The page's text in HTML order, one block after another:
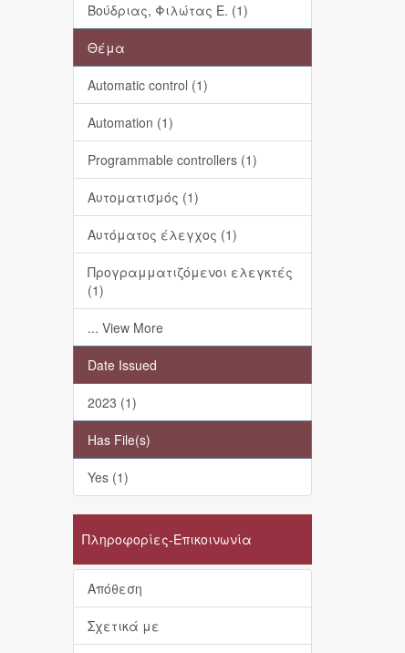
Βούδριας, Φιλώτας Ε. (1)
Θέμα
Automatic control (1)
Automation (1)
Programmable controllers (1)
Αυτοματισμός (1)
Αυτόματος έλεγχος (1)
Προγραμματιζόμενοι ελεγκτές
(1)
... View More
Date Issued
2023 (1)
Has File(s)
Yes (1)
Πληροφορίες-Επικοινωνία
Απόθεση
Σχετικά με